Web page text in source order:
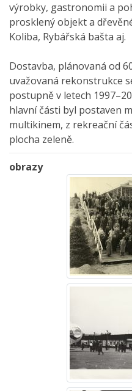
výrobky, gastronomii a
prosklený objekt a
Koliba, Rybářská bašta aj.
Dostavba, plánovaná od
uvažovaná rekonstrukce
postupně v letech
hlavní části byl postaven
multikinem, z rekreační
plocha zeleně.
obrazy